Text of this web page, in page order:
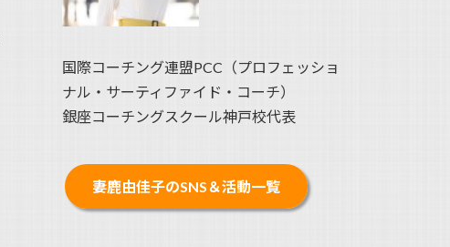
国際コーチング連盟PCC（プロフェッショ
ナル・サーティファイド・コーチ）
銀座コーチングスクール神戸校代表
妻鹿由佳子のSNS＆活動一覧